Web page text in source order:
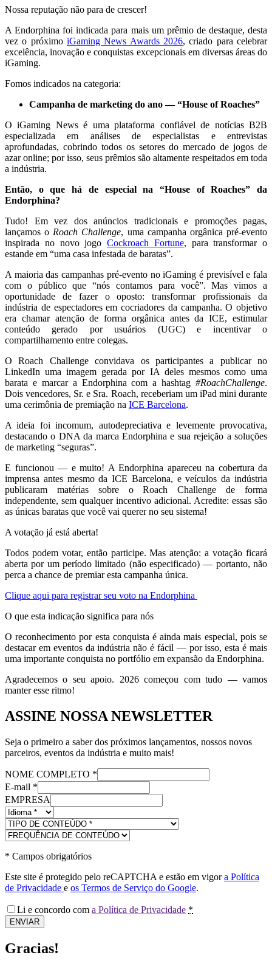
Nossa reputação não para de crescer!
A Endorphina foi indicada para mais um prêmio de destaque, desta
vez o próximo iGaming News Awards 2026, criado para celebrar
excelência, inovação e conquistas excepcionais em diversas áreas do
iGaming.
Fomos indicados na categoria:
Campanha de marketing do ano — “House of Roaches”
O iGaming News é uma plataforma confiável de notícias B2B
especializada em análises de especialistas e entrevistas
aprofundadas, cobrindo todos os setores do mercado de jogos de
azar online; por isso, seus prêmios são altamente respeitados em toda
a indústria.
Então, o que há de especial na “House of Roaches” da
Endorphina?
Tudo! Em vez dos anúncios tradicionais e promoções pagas,
lançamos o Roach Challenge, uma campanha orgânica pré-evento
inspirada no novo jogo Cockroach Fortune, para transformar o
estande em “uma casa infestada de baratas”.
A maioria das campanhas pré-evento no iGaming é previsível e fala
com o público que “nós contamos para você”. Mas vimos a
oportunidade de fazer o oposto: transformar profissionais da
indústria de espectadores em cocriadores da campanha. O objetivo
era chamar atenção de forma orgânica antes da ICE, estimular
conteúdo gerado por usuários (UGC) e incentivar o
compartilhamento entre colegas.
O Roach Challenge convidava os participantes a publicar no
LinkedIn uma imagem gerada por IA deles mesmos como uma
barata e marcar a Endorphina com a hashtag #RoachChallenge.
Dois vencedores, Sr. e Sra. Roach, receberiam um iPad mini durante
uma cerimônia de premiação na ICE Barcelona.
A ideia foi incomum, autodepreciativa e levemente provocativa,
destacando o DNA da marca Endorphina e sua rejeição a soluções
de marketing “seguras”.
E funcionou — e muito! A Endorphina apareceu na cobertura da
imprensa antes mesmo da ICE Barcelona, e veículos da indústria
publicaram matérias sobre o Roach Challenge de forma
independente, sem qualquer incentivo adicional. Acredite: essas são
as únicas baratas que você vai querer no seu sistema!
A votação já está aberta!
Todos podem votar, então participe. Mas atenção: a votação ficará
aberta por um período limitado (não especificado) — portanto, não
perca a chance de premiar esta campanha única.
Clique aqui para registrar seu voto na Endorphina
O que esta indicação significa para nós
O reconhecimento por esta conquista é ainda mais especial, pois se
destacar em eventos da indústria não é fácil — por isso, esta é mais
uma importante conquista no portfólio em expansão da Endorphina.
Agradecemos o seu apoio. 2026 começou com tudo — vamos
manter esse ritmo!
ASSINE NOSSA NEWSLETTER
Seja o primeiro a saber dos próximos lançamentos, nossos novos
parceiros, eventos da indústria e muito mais!
NOME COMPLETO *
E-mail *
EMPRESA
* Campos obrigatórios
Este site é protegido pelo reCAPTCHA e estão em vigora Política
de Privacidade e os Termos de Serviço do Google.
Li e concordo com a Política de Privacidade *
ENVIAR
Gracias!